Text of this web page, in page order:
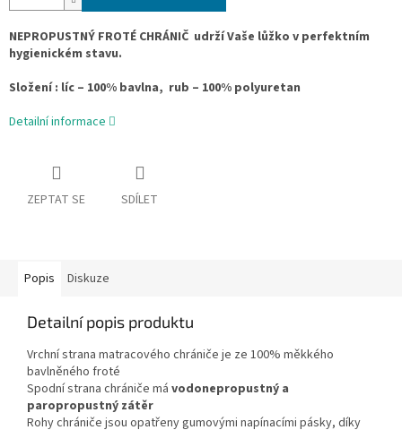
NEPROPUSTNÝ FROTÉ CHRÁNIČ udrží Vaše lůžko v perfektním
hygienickém stavu.
Složení : líc – 100% bavlna, rub – 100% polyuretan
Detailní informace
ZEPTAT SE SDÍLET
Popis Diskuze
Detailní popis produktu
Vrchní strana matracového chrániče je ze 100% měkkého
bavlněného froté
Spodní strana chrániče má vodonepropustný a
paropropustný zátěr
Rohy chrániče jsou opatřeny gumovými napínacími pásky, díky